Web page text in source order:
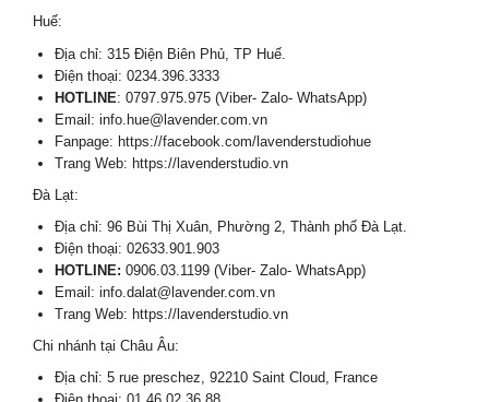
Huế:
Địa chỉ: 315 Điện Biên Phủ, TP Huế.
Điện thoại: 0234.396.3333
HOTLINE: 0797.975.975 (Viber- Zalo- WhatsApp)
Email: info.hue@lavender.com.vn
Fanpage: https://facebook.com/lavenderstudiohue
Trang Web: https://lavenderstudio.vn
Đà Lạt:
Địa chỉ: 96 Bùi Thị Xuân, Phường 2, Thành phố Đà Lạt.
Điện thoại: 02633.901.903
HOTLINE: 0906.03.1199 (Viber- Zalo- WhatsApp)
Email: info.dalat@lavender.com.vn
Trang Web: https://lavenderstudio.vn
Chi nhánh tại Châu Âu:
Địa chỉ: 5 rue preschez, 92210 Saint Cloud, France